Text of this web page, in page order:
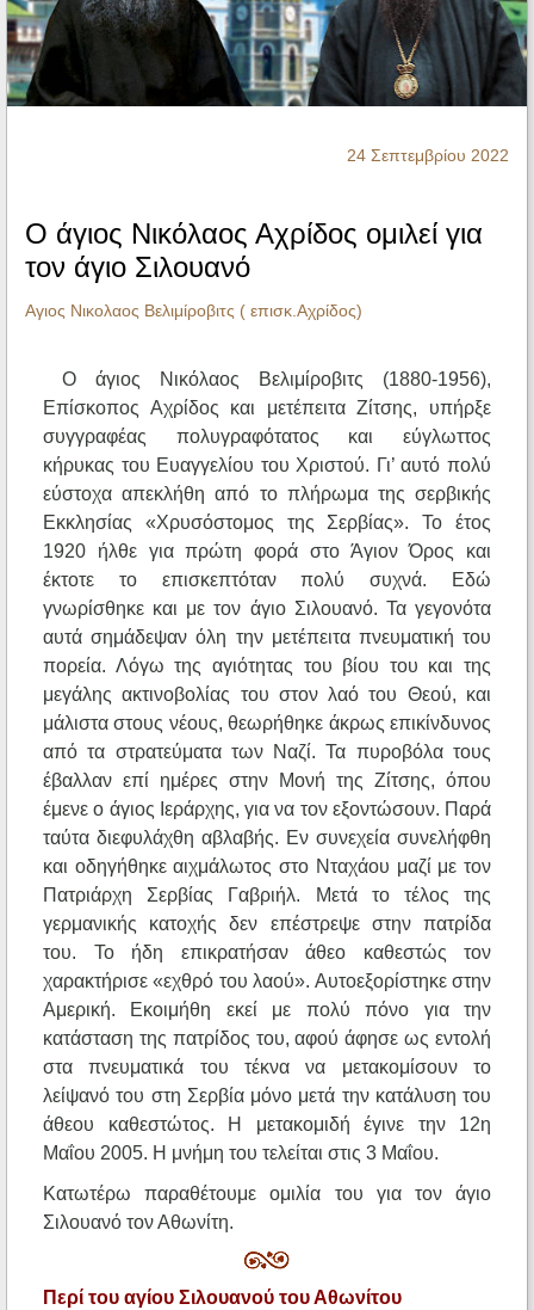
Ηχητικά
24 Σεπτεμβρίου 2022
Ο άγιος Νικόλαος Αχρίδος ομιλεί για
τον άγιο Σιλουανό
Αγιος Νικολαος Βελιμίροβιτς ( επισκ.Αχρίδος)
Ο άγιος Νικόλαος Βελιμίροβιτς (1880-1956),
Επίσκοπος Αχρίδος και μετέπειτα Ζίτσης, υπήρξε
συγγραφέας πολυγραφότατος και εύγλωττος
κήρυκας του Ευαγγελίου του Χριστού. Γι’ αυτό πολύ
εύστοχα απεκλήθη από το πλήρωμα της σερβικής
Εκκλησίας «Χρυσόστομος της Σερβίας». Το έτος
1920 ήλθε για πρώτη φορά στο Άγιον Όρος και
έκτοτε το επισκεπτόταν πολύ συχνά. Εδώ
γνωρίσθηκε και με τον άγιο Σιλουανό. Τα γεγονότα
αυτά σημάδεψαν όλη την μετέπειτα πνευματική του
πορεία. Λόγω της αγιότητας του βίου του και της
μεγάλης ακτινοβολίας του στον λαό του Θεού, και
μάλιστα στους νέους, θεωρήθηκε άκρως επικίνδυνος
από τα στρατεύματα των Ναζί. Τα πυροβόλα τους
έβαλλαν επί ημέρες στην Μονή της Ζίτσης, όπου
έμενε ο άγιος Ιεράρχης, για να τον εξοντώσουν. Παρά
ταύτα διεφυλάχθη αβλαβής. Εν συνεχεία συνελήφθη
και οδηγήθηκε αιχμάλωτος στο Νταχάου μαζί με τον
Πατριάρχη Σερβίας Γαβριήλ. Μετά το τέλος της
γερμανικής κατοχής δεν επέστρεψε στην πατρίδα
του. Το ήδη επικρατήσαν άθεο καθεστώς τον
χαρακτήρισε «εχθρό του λαού». Αυτοεξορίστηκε στην
Αμερική. Εκοιμήθη εκεί με πολύ πόνο για την
κατάσταση της πατρίδος του, αφού άφησε ως εντολή
στα πνευματικά του τέκνα να μετακομίσουν το
λείψανό του στη Σερβία μόνο μετά την κατάλυση του
άθεου καθεστώτος. Η μετακομιδή έγινε την 12η
Μαΐου 2005. Η μνήμη του τελείται στις 3 Μαΐου.
Κατωτέρω παραθέτουμε ομιλία του για τον άγιο
Σιλουανό τον Αθωνίτη.
Περί του αγίου Σιλουανού του Αθωνίτου